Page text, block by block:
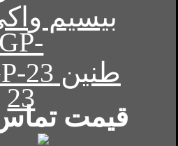
بیسیم
طنین GP-23
قیمت